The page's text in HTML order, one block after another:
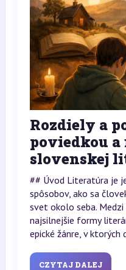
Rozdiely a
poviedkou
slovenskej
## Úvod Literatúra je
spôsobov, ako sa
svet okolo seba.
najsilnejšie formy
epické žánre, v ktorých
CZYTAJ DALEJ